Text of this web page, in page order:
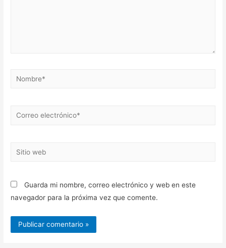
Nombre*
Correo
Sitio
Guarda mi nombre, correo electrónico y web en este
navegador para la próxima vez que comente.